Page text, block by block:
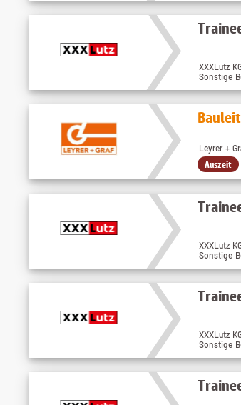
XXXLutz
Sonstige
Leyrer +
Auszeit
XXXLutz
Sonstige
XXXLutz
Sonstige